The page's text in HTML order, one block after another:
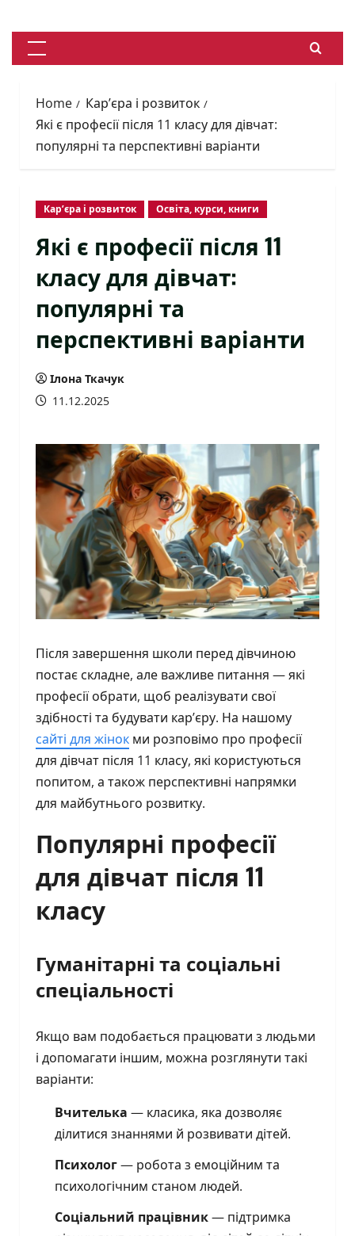
to
contentPrimary
Home
Кар’єра і розвиток
Які є професії після 11 класу для дівчат:
популярні та перспективні варіанти
Кар’єра і розвиток Освіта, курси, книги
Які є професії після 11
класу для дівчат:
популярні та
перспективні варіанти
Ілона Ткачук
11.12.2025
Після завершення школи перед дівчиною
постає складне, але важливе питання — які
професії обрати, щоб реалізувати свої
здібності та будувати кар’єру. На нашому
сайті для жінок ми розповімо про професії
для дівчат після 11 класу, які користуються
попитом, а також перспективні напрямки
для майбутнього розвитку.
Популярні професії
для дівчат після 11
класу
Гуманітарні та соціальні
спеціальності
Якщо вам подобається працювати з людьми
і допомагати іншим, можна розглянути такі
варіанти:
Вчителька — класика, яка дозволяє
ділитися знаннями й розвивати дітей.
Психолог— робота з емоційним та
психологічним станом людей.
Соціальний працівник— підтримка